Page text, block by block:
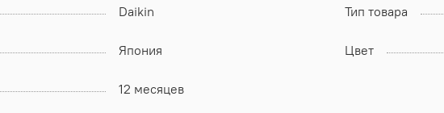
Daikin Тип товара
Япония Цвет
12 месяцев